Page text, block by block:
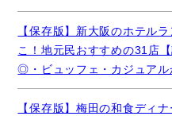
【保存版】新大阪のホテル
こ！地元民おすすめの31店
◎・ビュッフェ・カジュアル
【保存版】梅田の和食ディ